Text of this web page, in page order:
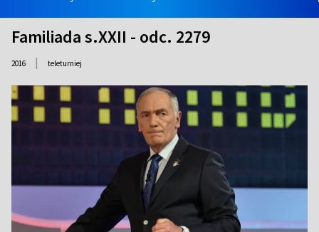
Familiada s.XXII - odc. 2279
2016 | teleturniej